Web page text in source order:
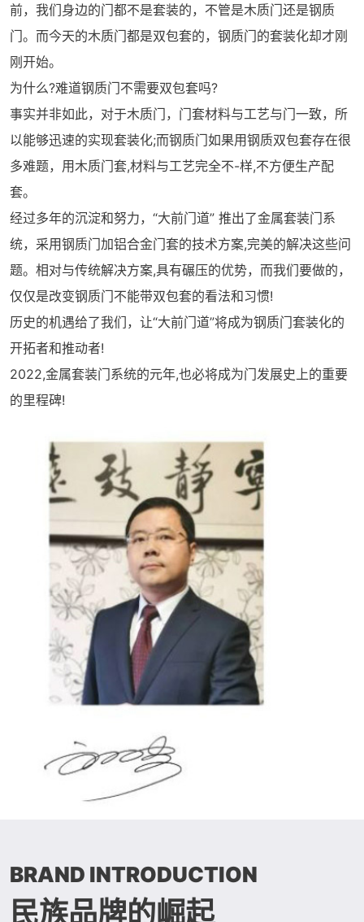
前，我们身边的门都不是套装的，不管是木质门还是钢质
门。而今天的木质门都是双包套的，钢质门的套装化却才刚
刚开始。
为什么?难道钢质门不需要双包套吗?
事实并非如此，对于木质门，门套材料与工艺与门一致，所
以能够迅速的实现套装化;而钢质门如果用钢质双包套存在很
多难题，用木质门套,材料与工艺完全不-样,不方便生产配
套。
经过多年的沉淀和努力，“大前门道” 推出了金属套装门系
统，采用钢质门加铝合金门套的技术方案,完美的解决这些问
题。相对与传统解决方案,具有碾压的优势，而我们要做的，
仅仅是改变钢质门不能带双包套的看法和习惯!
历史的机遇给了我们，让“大前门道”将成为钢质门套装化的
开拓者和推动者!
2022,金属套装门系统的元年,也必将成为门发展史上的重要
的里程碑!
BRAND INTRODUCTION
民族品牌的崛起